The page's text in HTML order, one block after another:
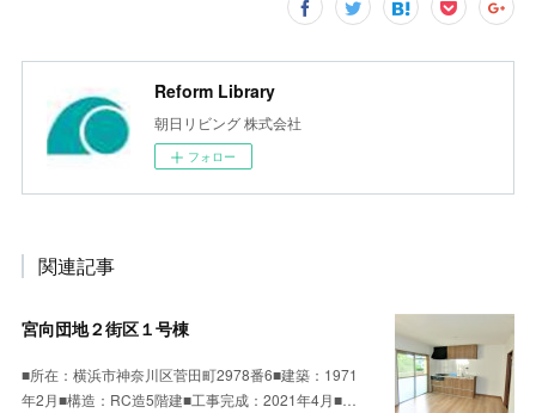
Reform Library
朝日リビング 株式会社
フォロー
関連記事
宮向団地２街区１号棟
■所在：横浜市神奈川区菅田町2978番6■建築：1971
年2月■構造：RC造5階建■工事完成：2021年4月■…